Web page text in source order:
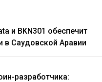
и BKN301 обеспечит
Саудовской Аравии
разработчика: